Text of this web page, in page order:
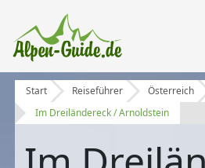
Start Reiseführer Österreich
Im Dreiländereck / Arnoldstein